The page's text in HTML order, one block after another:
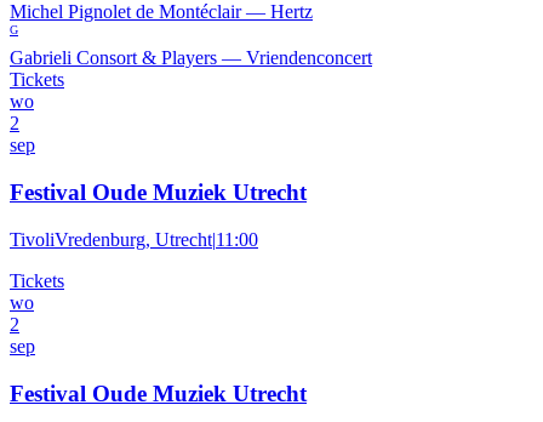
Michel Pignolet de Montéclair— Hertz
G
Gabrieli Consort & Players — Vriendenconcert
Tickets
wo
2
sep
Festival Oude Muziek Utrecht
TivoliVredenburg, Utrecht|11:00
Tickets
wo
2
sep
Festival Oude Muziek Utrecht